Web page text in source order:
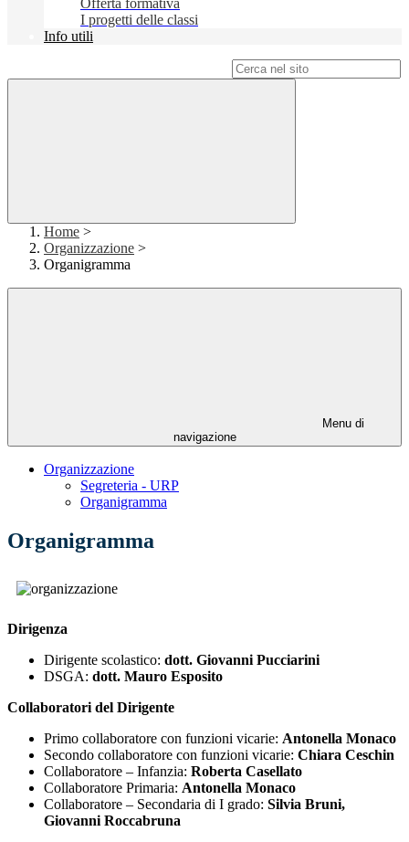
Offerta formativa
I progetti delle classi
Info utili
Home >
Organizzazione >
Organigramma
Menu di
navigazione
Organizzazione
Segreteria - URP
Organigramma
Organigramma
Dirigenza
Dirigente scolastico: dott. Giovanni Pucciarini
DSGA: dott. Mauro Esposito
Collaboratori del Dirigente
Primo collaboratore con funzioni vicarie: Antonella Monaco
Secondo collaboratore con funzioni vicarie: Chiara Ceschin
Collaboratore – Infanzia: Roberta Casellato
Collaboratore Primaria: Antonella Monaco
Collaboratore – Secondaria di I grado: Silvia Bruni,
Giovanni Roccabruna